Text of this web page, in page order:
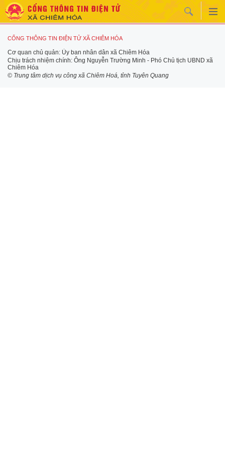
CỔNG THÔNG TIN ĐIỆN TỬ XÃ CHIÊM HÓA
Cơ quan chủ quản: Ủy ban nhân dân xã Chiêm Hóa
Chịu trách nhiệm chính: Ông Nguyễn Trường Minh - Phó Chủ tịch UBND xã
Chiêm Hóa
© Trung tâm dịch vụ công xã Chiêm Hoá, tỉnh Tuyên Quang